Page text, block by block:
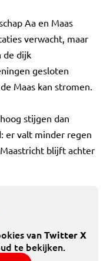
Aa en Maas
verwacht, maar
de dijk
gesloten
Maas kan stromen.
stijgen dan
er valt minder regen
blijft achter
vanTwitter X
te bekijken.